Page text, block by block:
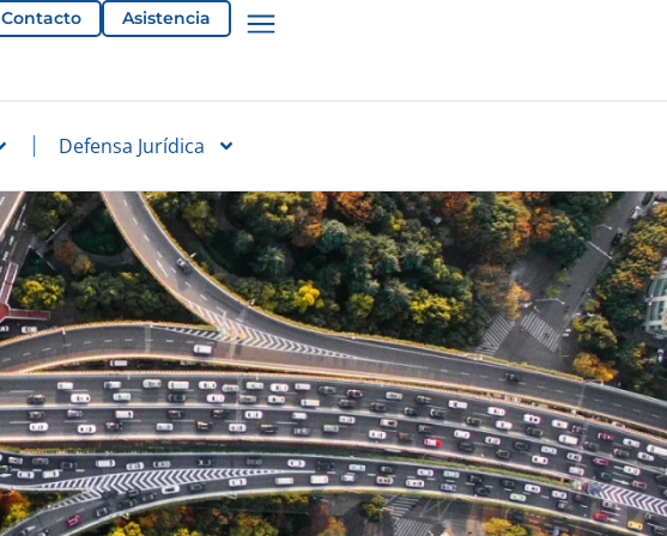
Contacto Asistencia
Defensa Jurídica